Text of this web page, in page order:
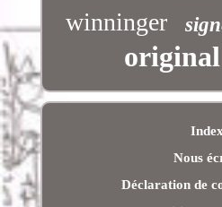
winninger
original
Index
Nous
Déclaration de